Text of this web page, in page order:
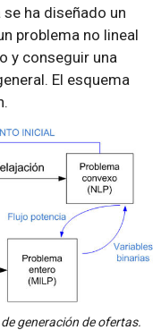
ha diseñado un
problema no lineal
y conseguir una
El esquema
generación de ofertas.